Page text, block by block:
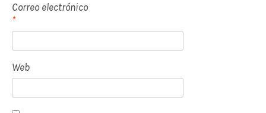
Correo electrónico
*
Web